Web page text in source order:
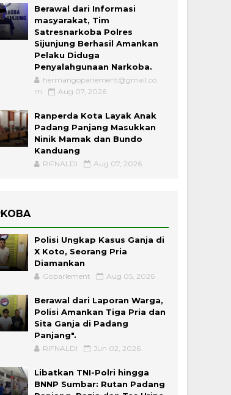
Berawal dari Informasi
masyarakat, Tim
Satresnarkoba Polres
Sijunjung Berhasil Amankan
Pelaku Diduga
Penyalahgunaan Narkoba.
hermangoparlement@gmail.co
m
Aug 07, 2026
Ranperda Kota Layak Anak
Padang Panjang Masukkan
Ninik Mamak dan Bundo
Kanduang
RIFNALDI Aug 07, 2026
Polisi Ungkap Kasus Ganja di
X Koto, Seorang Pria
Diamankan
Goparlement Aug 05, 2026
Berawal dari Laporan Warga,
Polisi Amankan Tiga Pria dan
Sita Ganja di Padang
Panjang".
RIFNALDI Jun 02, 2026
Libatkan TNI-Polri hingga
BNNP Sumbar: Rutan Padang